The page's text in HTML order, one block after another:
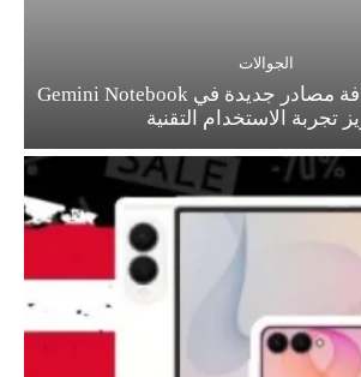
الجوالات
جوجل تسهل إضافة مصادر جديدة في Gemini Notebook
تجربة الاستخدام التقنية